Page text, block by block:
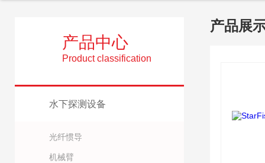
产品中心
Product classification
水下探测设备
光纤惯导
机械臂
产品展